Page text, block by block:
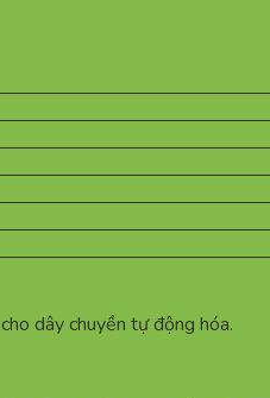
cho dây chuyền tự động hóa.